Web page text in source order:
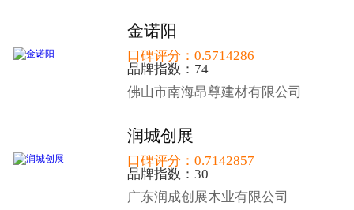
金诺阳
口碑评分：0.5714286
品牌指数：74
佛山市南海昂尊建材有限公司
润城创展
口碑评分：0.7142857
品牌指数：30
广东润成创展木业有限公司